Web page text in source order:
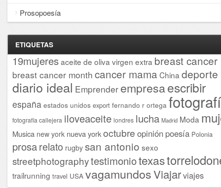
Prosopoesía
ETIQUETAS
19mujeresaceite de oliva virgen extra breast cancer
breast cancer month cancer mama China deporte
diario ideal Emprender empresaescribir
españa estados unidos export fernando r ortega
fotografía callejera iloveaceite londres lucha Madrid Moda
Musica new york nueva yorkoctubre opinión poesía Polonia
prosarelato rugby san antonio sexo
streetphotographytestimoniotexas
trailrunning travel USA vagamundosViajarviajes